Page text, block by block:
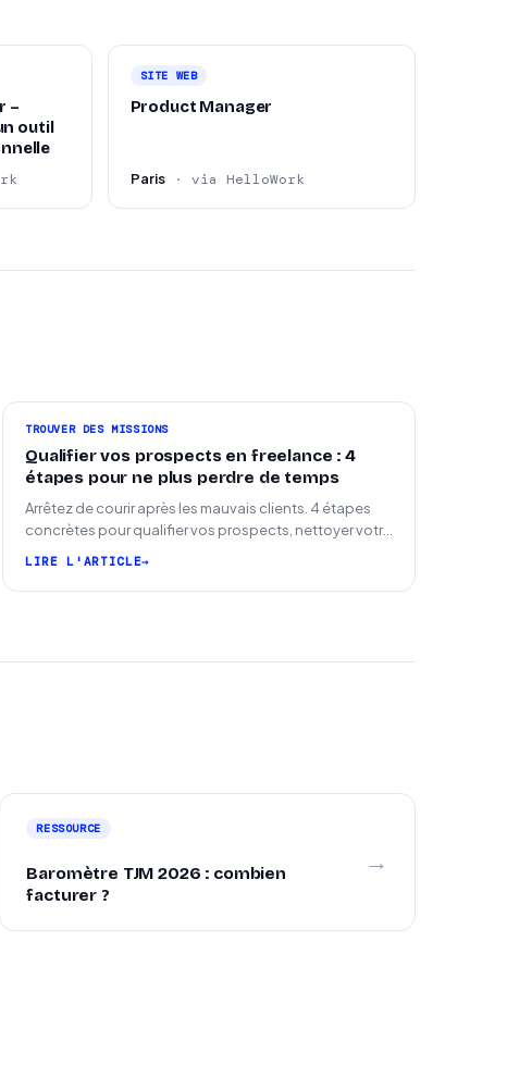
–
outil
SITE WEB
Product Manager
Paris · via HelloWork
TROUVER DES MISSIONS
Qualifier vos prospects en freelance : 4
étapes pour ne plus perdre de temps
Arrêtez de courir après les mauvais clients. 4 étapes
concrètes pour qualifier vos prospects, nettoyer votre
LIRE L'ARTICLE
RESSOURCE
Baromètre TJM 2026 : combien
facturer ?
→